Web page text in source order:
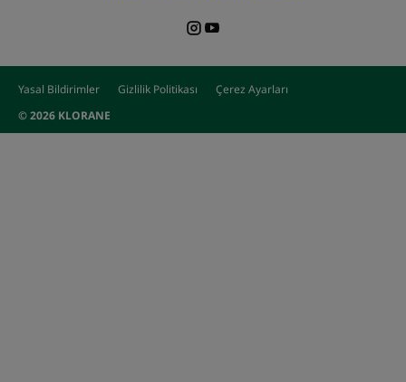
Yasal Bildirimler Gizlilik Politikası
Çerez Ayarları
© 2026 KLORANE